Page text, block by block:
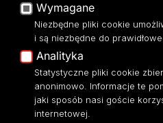
Moodle
Eksperci UŁ
Polityka Prywatności
Dostępność
Wymagane
Niezbędne pliki cookie
i są niezbędne do
Analityka
Statystyczne pliki cookie
anonimowo. Informacje te
jaki sposób nasi goście
internetowej.